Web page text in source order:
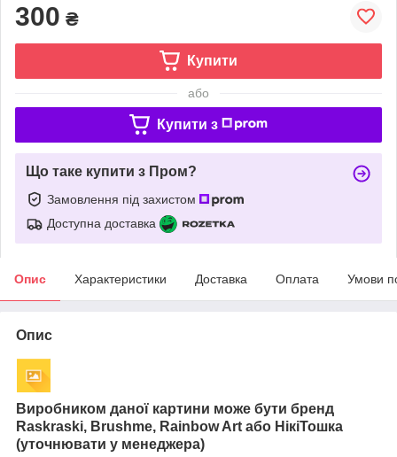
300 ₴
Купити
або
Купити з
Що таке купити з Пром?
Замовлення під захистом
Доступна доставка
Опис Характеристики Доставка Оплата Умови
Опис
Виробником даної картини може бути бренд
Raskraski, Brushme, Rainbow Art або НікіТошка
(уточнювати у менеджера)